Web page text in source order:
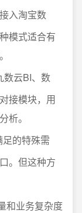
入淘宝数
模式适合有
数云BI、数
接模块，用
析。
的特殊需
。但这种方
和业务复杂度